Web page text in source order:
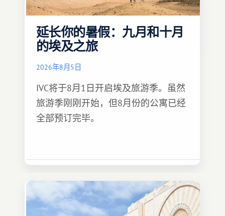
延长你的暑假：九月和十月
的埃及之旅
2026年8月5日
IVC将于8月1日开启埃及旅游季。虽然
旅游季刚刚开始，但8月份的公寓已经
全部预订完毕。